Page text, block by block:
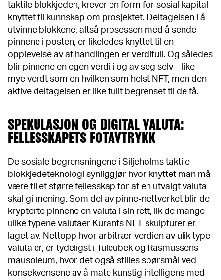
taktile blokkjeden, krever en form for sosial kapital
knyttet til kunnskap om prosjektet. Deltagelsen i å
utvinne blokkene, altså prosessen med å sende
pinnene i posten, er likeledes knyttet til en
opplevelse av at handlingen er verdifull. Og således
blir pinnene en egen verdi i og av seg selv – like
mye verdt som en hvilken som helst NFT, men den
aktive deltagelsen er like fullt begrenset til de få.
SPEKULASJON OG DIGITAL VALUTA:
FELLESSKAPETS FOTAVTRYKK
De sosiale begrensningene i Siljeholms taktile
blokkjedeteknologi synliggjør hvor knyttet man må
være til et større fellesskap for at en utvalgt valuta
skal gi mening. Som del av pinne-nettverket blir de
krypterte pinnene en valuta i sin rett, lik de mange
ulike typene valutaer Kurants NFT-skulpturer er
laget av. Nettopp hvor arbitrær verdien av ulik type
valuta er, er tydeligst i Tuleubek og Rasmussens
mausoleum, hvor det også stilles spørsmål ved
konsekvensene av å mate kunstig intelligens med